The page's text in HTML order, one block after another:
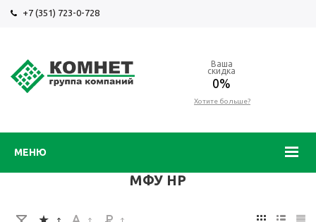
+7 (351) 723-0-728
МЕНЮ
Ваша
скидка
0%
Хотите больше?
МФУ HP